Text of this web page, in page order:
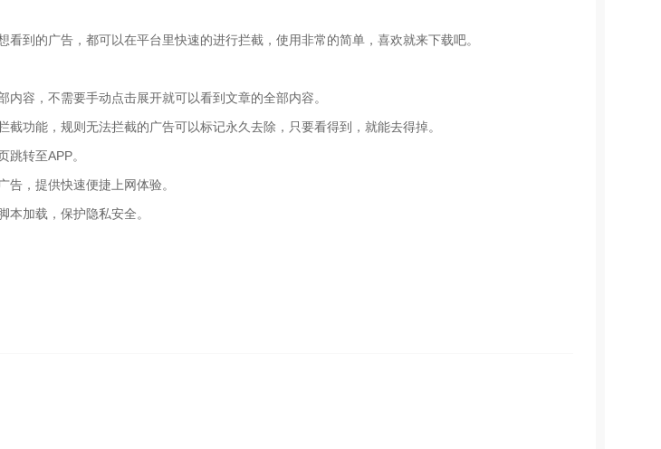
看到的广告，都可以在平台里快速的进行拦截，使用非常的简单，喜欢就来下载吧。
内容，不需要手动点击展开就可以看到文章的全部内容。
截功能，规则无法拦截的广告可以标记永久去除，只要看得到，就能去得掉。
跳转至APP。
告，提供快速便捷上网体验。
本加载，保护隐私安全。